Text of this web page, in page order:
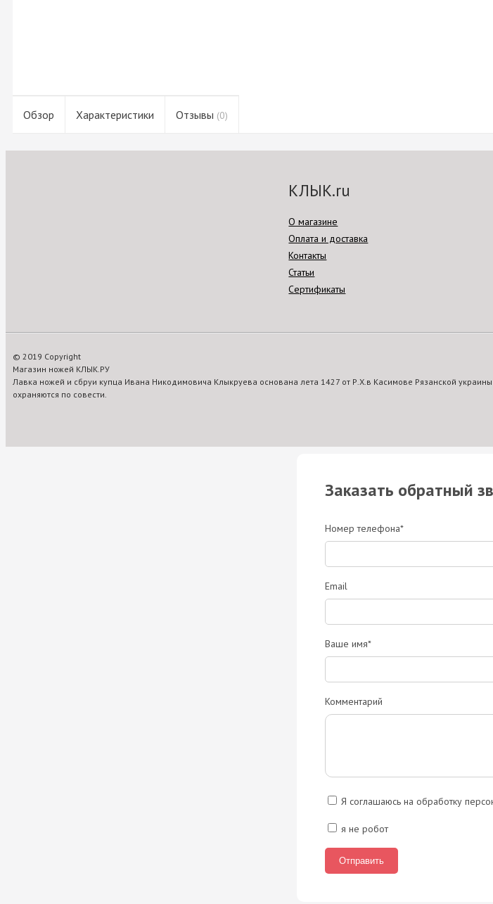
Обзор Характеристики Отзывы (0)
КЛЫК.ru
О магазине
Оплата и доставка
Контакты
Статьи
Сертификаты
© 2019 Copyright
Магазин ножей КЛЫК.РУ
Лавка ножей и сбруи купца Ивана Никодимовича Клыкруева основана лета 1427 от Р.Х.в Касимове Рязанской
охраняются по совести.
Заказать обратный
Номер телефона*
Email
Ваше имя*
Комментарий
Я соглашаюсь на обработку
я не робот